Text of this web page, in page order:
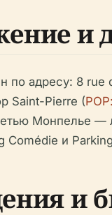
и
по адресу: 8 rue
Saint-Pierre (
Монпелье
Comédie и
и